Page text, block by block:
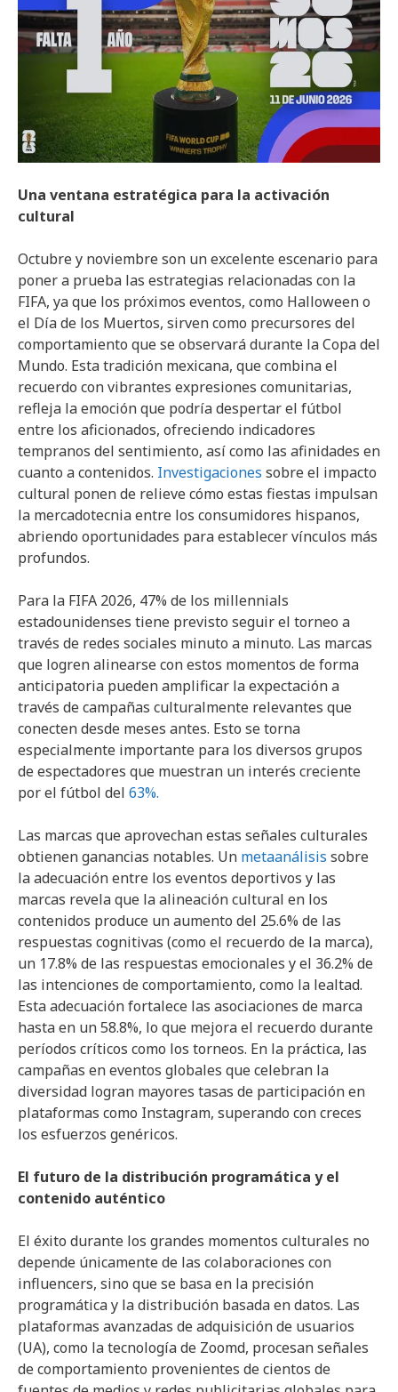
Una ventana estratégica para la activación
cultural
Octubre y noviembre son un excelente escenario para
poner a prueba las estrategias relacionadas con la
FIFA, ya que los próximos eventos, como Halloween o
el Día de los Muertos, sirven como precursores del
comportamiento que se observará durante la Copa del
Mundo. Esta tradición mexicana, que combina el
recuerdo con vibrantes expresiones comunitarias,
refleja la emoción que podría despertar el fútbol
entre los aficionados, ofreciendo indicadores
tempranos del sentimiento, así como las afinidades en
cuanto a contenidos. Investigaciones sobre el impacto
cultural ponen de relieve cómo estas fiestas impulsan
la mercadotecnia entre los consumidores hispanos,
abriendo oportunidades para establecer vínculos más
profundos.
Para la FIFA 2026, 47% de los millennials
estadounidenses tiene previsto seguir el torneo a
través de redes sociales minuto a minuto. Las marcas
que logren alinearse con estos momentos de forma
anticipatoria pueden amplificar la expectación a
través de campañas culturalmente relevantes que
conecten desde meses antes. Esto se torna
especialmente importante para los diversos grupos
de espectadores que muestran un interés creciente
por el fútbol del 63%.
Las marcas que aprovechan estas señales culturales
obtienen ganancias notables. Un metaanálisis sobre
la adecuación entre los eventos deportivos y las
marcas revela que la alineación cultural en los
contenidos produce un aumento del 25.6% de las
respuestas cognitivas (como el recuerdo de la marca),
un 17.8% de las respuestas emocionales y el 36.2% de
las intenciones de comportamiento, como la lealtad.
Esta adecuación fortalece las asociaciones de marca
hasta en un 58.8%, lo que mejora el recuerdo durante
períodos críticos como los torneos. En la práctica, las
campañas en eventos globales que celebran la
diversidad logran mayores tasas de participación en
plataformas como Instagram, superando con creces
los esfuerzos genéricos.
El futuro de la distribución programática y el
contenido auténtico
El éxito durante los grandes momentos culturales no
depende únicamente de las colaboraciones con
influencers, sino que se basa en la precisión
programática y la distribución basada en datos. Las
plataformas avanzadas de adquisición de usuarios
(UA), como la tecnología de Zoomd, procesan señales
de comportamiento provenientes de cientos de